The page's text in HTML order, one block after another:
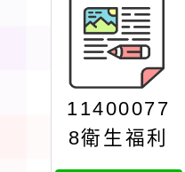
11400077
8衛生福利
部疾病管制